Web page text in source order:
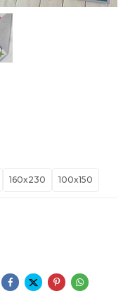
160x230 100x150